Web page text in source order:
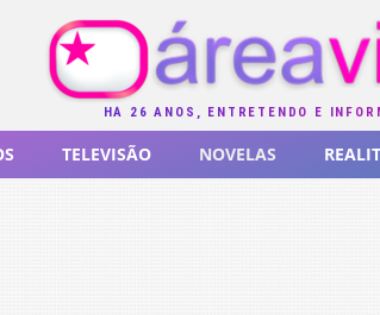
HÁ 26 ANOS, ENTRETENDO E
TELEVISÃO NOVELAS